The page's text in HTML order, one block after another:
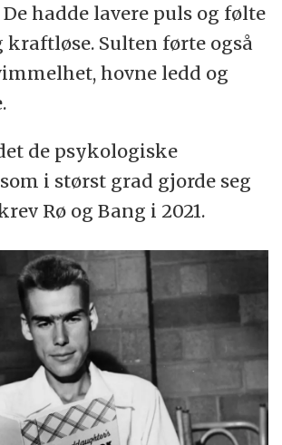
hadde lavere puls og følte
kraftløse. Sulten førte også
hovne ledd og
de psykologiske
i størst grad gjorde seg
Rø og Bang i 2021.